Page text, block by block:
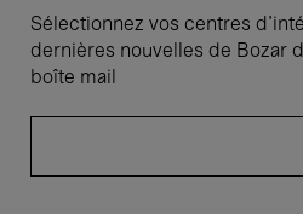
Sélectionnez vos centres
dernières nouvelles de Bozar
boîte mail